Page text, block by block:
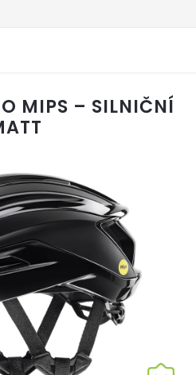
MIPS – SILNIČNÍ